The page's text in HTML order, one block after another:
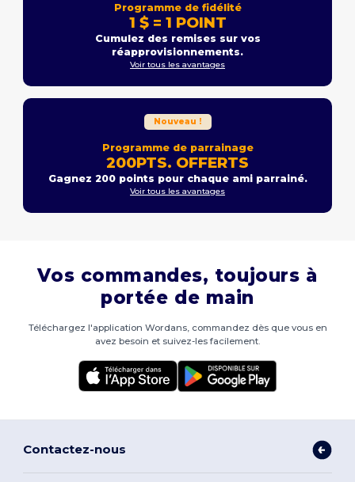
Programme de fidélité
1 $ = 1 POINT
Cumulez des remises sur vos
réapprovisionnements.
Voir tous les avantages
Nouveau !
Programme de parrainage
200PTS. OFFERTS
Gagnez 200 points pour chaque ami parrainé.
Voir tous les avantages
Vos commandes, toujours à
portée de main
Téléchargez l'application Wordans, commandez dès que vous en
avez besoin et suivez-les facilement.
Contactez-nous